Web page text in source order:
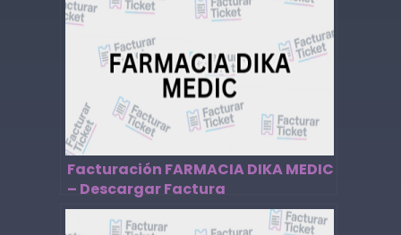
Facturación FARMACIA DIKA MEDIC
– Descargar Factura